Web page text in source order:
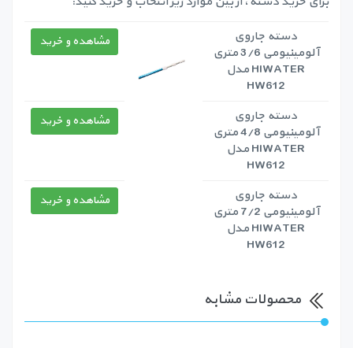
مشاهده و خرید
دسته جاروی
آلومینیومی 3/6 متری
HIWATER مدل
HW612
مشاهده و خرید
دسته جاروی
آلومینیومی 4/8 متری
HIWATER مدل
HW612
مشاهده و خرید
دسته جاروی
آلومینیومی 7/2 متری
HIWATER مدل
HW612
محصولات مشابه